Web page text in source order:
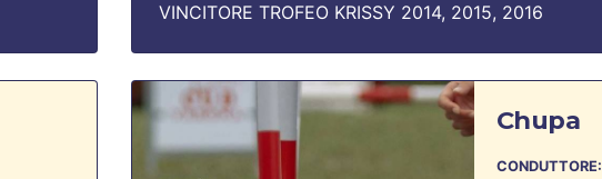
VINCITORE TROFEO KRISSY 2014, 2015, 2016
Chupa
CONDUTTORE: